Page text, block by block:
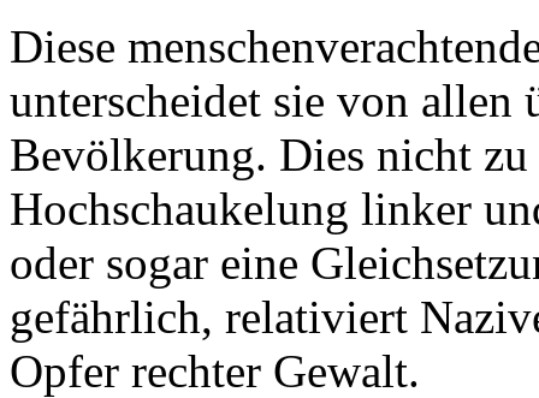
Diese
unterscheidet sie von allen
Bevölkerung. Dies nicht
Hochschaukelung linker
oder sogar eine
gefährlich, relativiert
Opfer rechter Gewalt.